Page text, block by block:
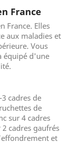
France
France. Elles
aux maladies et
Vous
équipé d'une
cadres de
de
sur 4 cadres
cadres gaufrés
et